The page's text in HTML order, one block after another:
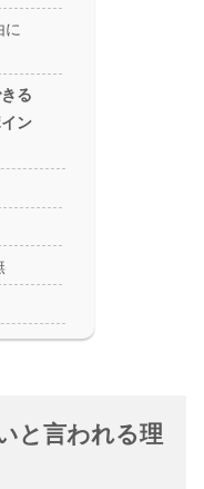
に
る
ン
と言われる理